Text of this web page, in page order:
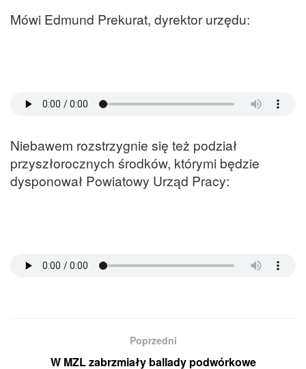
Mówi Edmund Prekurat, dyrektor urzędu:
Niebawem rozstrzygnie się też podział
przyszłorocznych środków, którymi będzie
dysponował Powiatowy Urząd Pracy:
Poprzedni
W MZL zabrzmiały ballady podwórkowe